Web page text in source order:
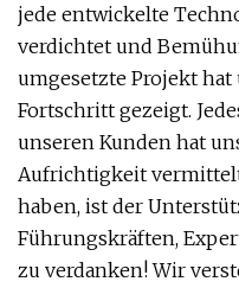
jede entwickelte
verdichtet und
umgesetzte Projekt
Fortschritt gezeigt.
unseren Kunden hat
Aufrichtigkeit
haben, ist der
Führungskräften,
zu verdanken! Wir